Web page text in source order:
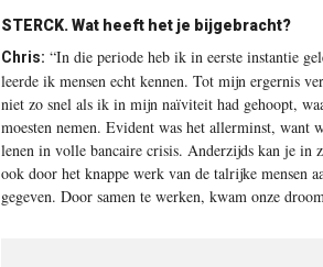
STERCK. Wat heeft het je bijgebracht?
Chris: “In die periode heb ik in eerste instantie
leerde ik mensen echt kennen. Tot mijn ergernis
niet zo snel als ik in mijn naïviteit had gehoopt,
moesten nemen. Evident was het allerminst, want
lenen in volle bancaire crisis. Anderzijds kan je in
ook door het knappe werk van de talrijke mensen
gegeven. Door samen te werken, kwam onze